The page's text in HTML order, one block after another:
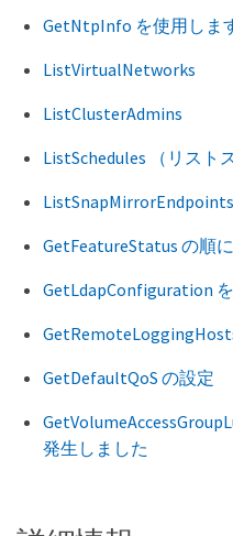
GetNtpInfo を使用しま
ListVirtualNetworks
ListClusterAdmins
ListSchedules （リスト
GetFeatureStatus の順
GetLdapConfiguration
GetDefaultQoS の設定
発生しました